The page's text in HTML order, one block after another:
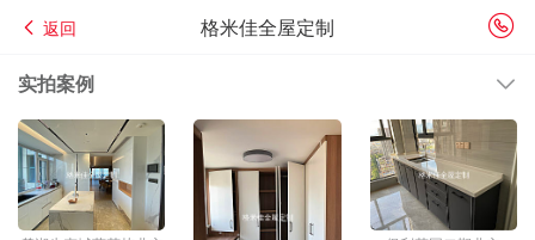
返回 格米佳全屋定制
实拍案例